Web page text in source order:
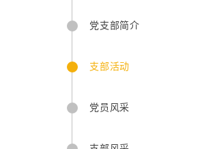
党支部简介
支部活动
党员风采